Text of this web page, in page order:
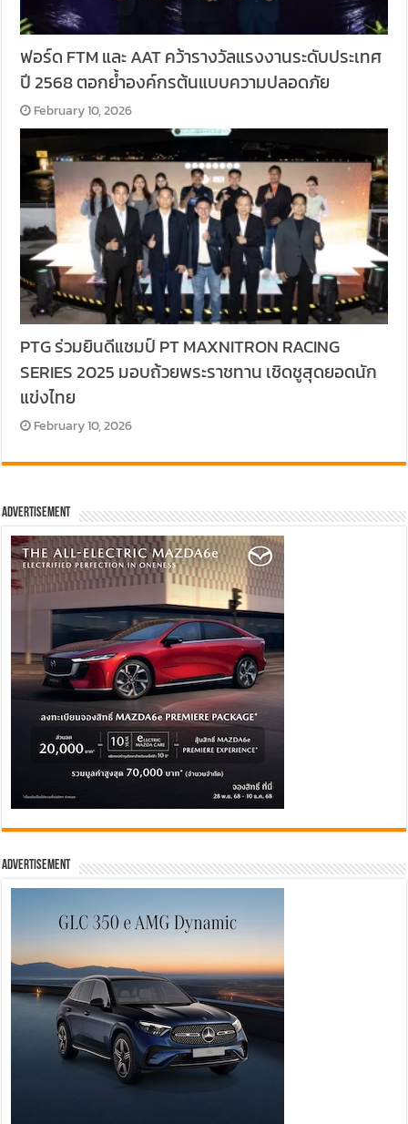
ฟอร์ด FTM และ AAT คว้ารางวัลแรงงานระดับประเทศ
ปี 2568 ตอกย้ำองค์กรต้นแบบความปลอดภัย
February 10, 2026
PTG ร่วมยินดีแชมป์ PT MAXNITRON RACING
SERIES 2025 มอบถ้วยพระราชทาน เชิดชูสุดยอดนัก
แข่งไทย
February 10, 2026
Advertisement
Advertisement